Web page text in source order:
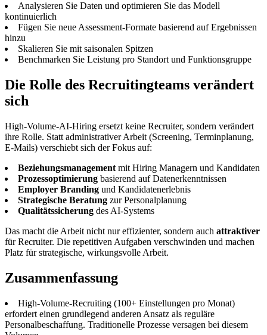
Analysieren Sie Daten und optimieren Sie das Modell
kontinuierlich
Fügen Sie neue Assessment-Formate basierend auf Ergebnissen
hinzu
Skalieren Sie mit saisonalen Spitzen
Benchmarken Sie Leistung pro Standort und Funktionsgruppe
Die Rolle des Recruitingteams verändert
sich
High-Volume-AI-Hiring ersetzt keine Recruiter, sondern verändert
ihre Rolle. Statt administrativer Arbeit (Screening, Terminplanung,
E-Mails) verschiebt sich der Fokus auf:
Beziehungsmanagement mit Hiring Managern und Kandidaten
Prozessoptimierung basierend auf Datenerkenntnissen
Employer Branding und Kandidatenerlebnis
Strategische Beratung zur Personalplanung
Qualitätssicherung des AI-Systems
Das macht die Arbeit nicht nur effizienter, sondern auch attraktiver
für Recruiter. Die repetitiven Aufgaben verschwinden und machen
Platz für strategische, wirkungsvolle Arbeit.
Zusammenfassung
High-Volume-Recruiting (100+ Einstellungen pro Monat)
erfordert einen grundlegend anderen Ansatz als reguläre
Personalbeschaffung. Traditionelle Prozesse versagen bei diesem